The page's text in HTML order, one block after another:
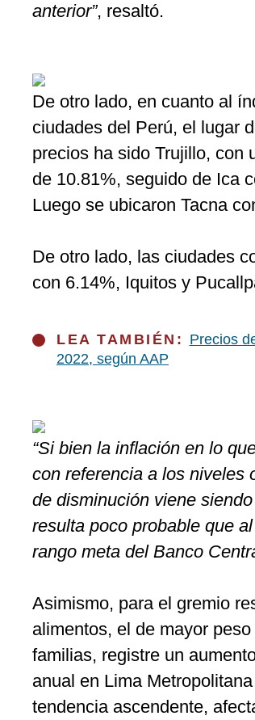
anterior”, resaltó.
De otro lado, en cuanto al
ciudades del Perú, el lugar
precios ha sido Trujillo, con
de 10.81%, seguido de Ica
Luego se ubicaron Tacna
De otro lado, las ciudades
con 6.14%, Iquitos y
LEA TAMBIÉN: Precios
2022, según AAP
“Si bien la inflación en lo
con referencia a los niveles
de disminución viene
resulta poco probable que
rango meta del Banco
Asimismo, para el gremio
alimentos, el de mayor
familias, registre un
anual en Lima
tendencia ascendente,